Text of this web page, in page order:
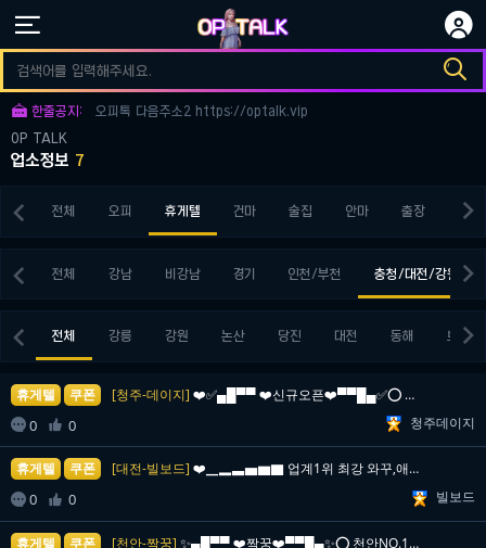
 

 한줄공지:
오피토크 다음주소3 https://optalk.vip
오피토크 다음주소1 https://optalk.vip
오피톡 다음주소2 https://optalk.vip
OP TALK
업소정보 7
 전체 오피 휴게텔 건마 술집 안마 출장 키스

 전체 강남 비강남 경기 인천/부천 충청/대전/강원 
 전체 강릉 강원 논산 당진 대전 동해 보령
휴게텔 쿠폰 [청주-데이지] ❤️✅▄█▀▀ ❤️신규오픈❤️▀▀█▄✅⭕ 청주NO.1 …
 0  0 청주데이지
휴게텔 쿠폰 [대전-빌보드] ❤️▁▂▃▅▆▇ 업계1위 최강 와꾸,애인모드▇▆▅▃▂▁…
 0  0 빌보드
휴게텔 쿠폰 [천안-짝꿍] ✨️▄█▀▀ ❤️짝꿍❤️▀▀█▄✨️⭕ 천안NO.1 ⭕️…